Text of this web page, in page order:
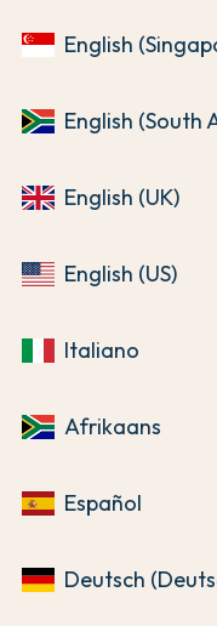
English
English (South
English (UK)
English (US)
Italiano
Afrikaans
Español
Deutsch